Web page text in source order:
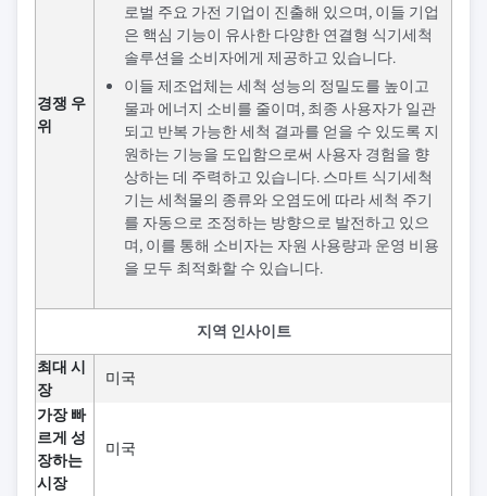
경쟁 우
위
로벌 주요 가전 기업이 진출해 있으며, 이들 기업
은 핵심 기능이 유사한 다양한 연결형 식기세척
솔루션을 소비자에게 제공하고 있습니다.
이들 제조업체는 세척 성능의 정밀도를 높이고
물과 에너지 소비를 줄이며, 최종 사용자가 일관
되고 반복 가능한 세척 결과를 얻을 수 있도록 지
원하는 기능을 도입함으로써 사용자 경험을 향
상하는 데 주력하고 있습니다. 스마트 식기세척
기는 세척물의 종류와 오염도에 따라 세척 주기
를 자동으로 조정하는 방향으로 발전하고 있으
며, 이를 통해 소비자는 자원 사용량과 운영 비용
을 모두 최적화할 수 있습니다.
지역 인사이트
최대 시
장
미국
가장 빠
르게 성
장하는
시장
미국